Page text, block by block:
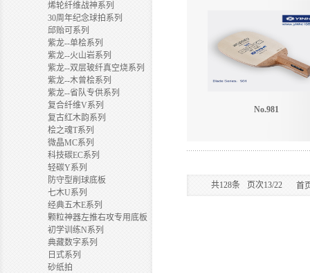
烯轮纤维战神系列
30周年纪念球拍系列
邱贻可系列
紫龙--单桧系列
紫龙--火山岩系列
紫龙--双层玻纤真空烧系列
紫龙--木曾桧系列
紫龙--省队专供系列
复合纤维V系列
复古红木韵系列
桧之魂T系列
微晶MC系列
科技碳EC系列
轻碳Y系列
防守型削球底板
七木U系列
经典五木E系列
颗粒神器左推右攻专用底板
初学训练N系列
典藏数字系列
日式系列
砂纸拍
No.981
共128条 页次13/22 首